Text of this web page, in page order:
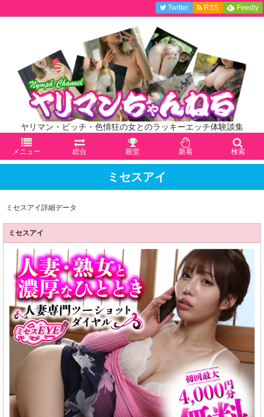
ヤリマン・ビッチ・色情狂の女とのラッキーエッチ体験談集
メニュー 総合 殿堂 新着 検索
Twitter RSS Feedly
ミセスアイ
ミセスアイ詳細データ
ミセスアイ